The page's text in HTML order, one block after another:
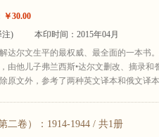
￥30.00
注)
本印时间：2015年04月
达尔文生平的最权威、最全面的一本书
由他儿子弗兰西斯•达尔文删改、摘录和
原文外，参考了两种英文译本和俄文译
二卷）：1914-1944 / 共1册